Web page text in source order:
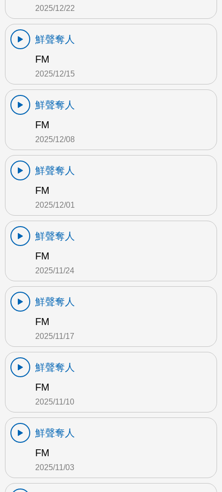
2025/12/22
鮮聲奪人
FM
2025/12/15
鮮聲奪人
FM
2025/12/08
鮮聲奪人
FM
2025/12/01
鮮聲奪人
FM
2025/11/24
鮮聲奪人
FM
2025/11/17
鮮聲奪人
FM
2025/11/10
鮮聲奪人
FM
2025/11/03